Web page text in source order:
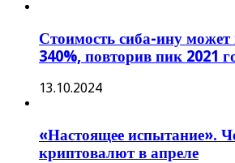
Стоимость сиба-ину может
340%, повторив пик 2021
13.10.2024
«Настоящее испытание».
криптовалют в апреле